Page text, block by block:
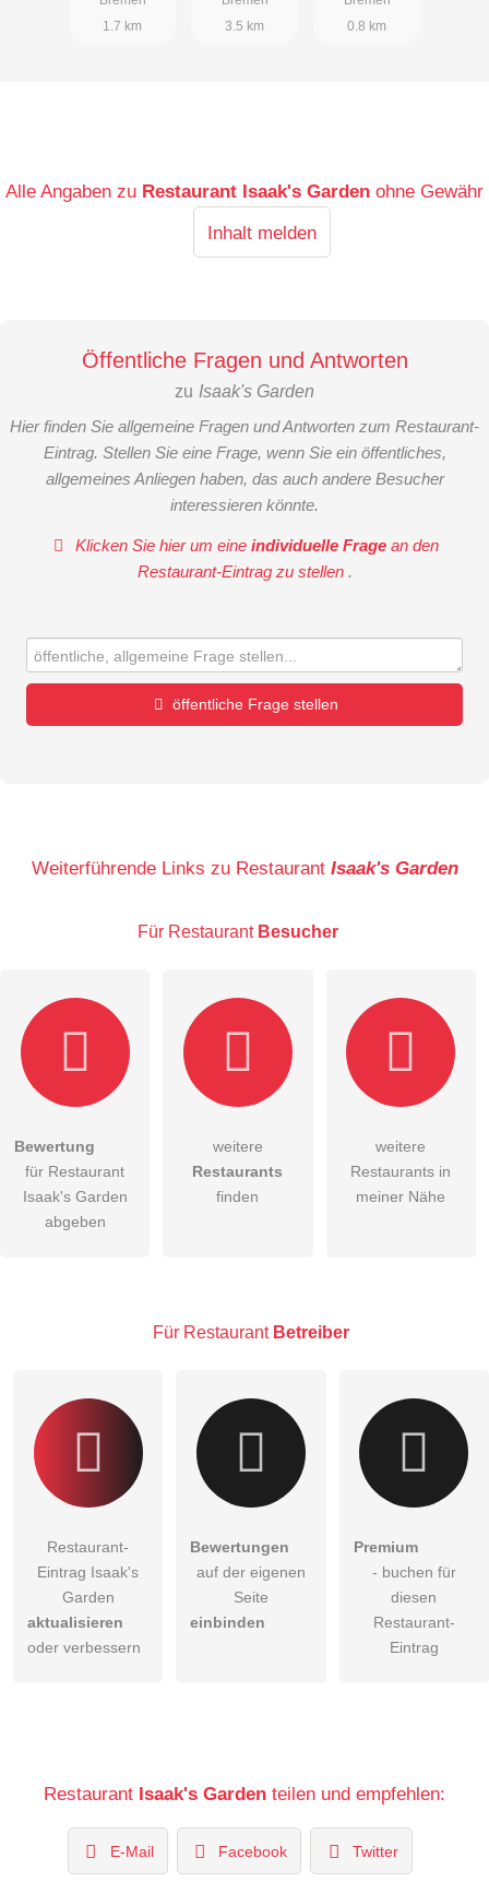
1.7 km
3.5 km
0.8 km
Alle Angaben zu Restaurant Isaak's Garden ohne Gewähr
Inhalt melden
Öffentliche Fragen und Antworten
zu Isaak's Garden
Hier finden Sie allgemeine Fragen und Antworten zum Restaurant-
Eintrag. Stellen Sie eine Frage, wenn Sie ein öffentliches,
allgemeines Anliegen haben, das auch andere Besucher
interessieren könnte.
Klicken Sie hier um eineindividuelle Frage an den
Restaurant-Eintrag zu stellen .
öffentliche Frage stellen
E-Mail-Adresse (wird nicht veröffentlicht)
Hiermit akzeptiere ich dieAGB
DieDatenschutzerklärung habe ich zur Kenntnis genommen.
Besucher sichtbar.
Weiterführende Links zu Restaurant Isaak's Garden
Für Restaurant Besucher
Bewertung
für Restaurant
Isaak's Garden
abgeben
weitere
Restaurants
finden
weitere
Restaurants in
meiner Nähe
Für Restaurant Betreiber
Restaurant-
Eintrag Isaak's
Garden
aktualisieren
oder verbessern
Bewertungen
auf der eigenen
Seite
einbinden
Premium
- buchen für
diesen
Restaurant-
Eintrag
Restaurant Isaak's Garden teilen und empfehlen:
E-Mail Facebook Twitter